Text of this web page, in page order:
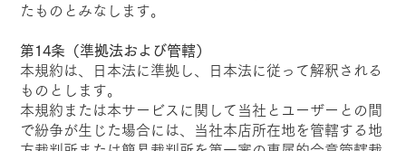
たものとみなします。
第14条（準拠法および管轄）
本規約は、日本法に準拠し、日本法に従って解釈される
ものとします。
本規約または本サービスに関して当社とユーザーとの間
で紛争が生じた場合には、当社本店所在地を管轄する地